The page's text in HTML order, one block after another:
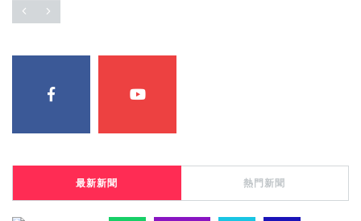
最新新聞 熱門新聞